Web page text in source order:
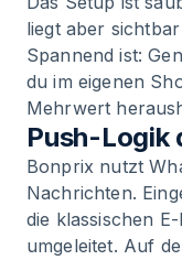
liegt aber
Spannend ist:
du im eigenen
Mehrwert
Push-Logik
Bonprix nutzt
Nachrichten.
die klassischen
umgeleitet. Auf